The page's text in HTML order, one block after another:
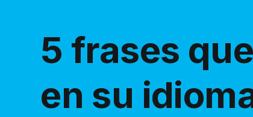
5 frases
en su